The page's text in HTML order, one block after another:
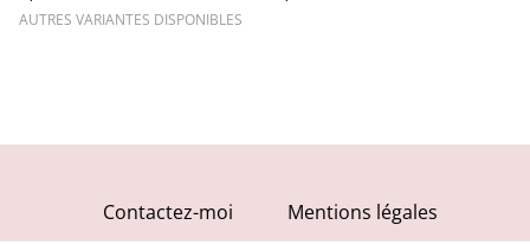
AUTRES VARIANTES DISPONIBLES
Contactez-moi Mentions légales